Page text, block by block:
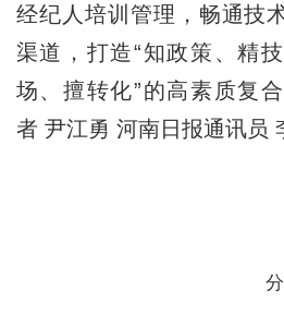
经纪人培训管理，畅通技
渠道，打造“知政策、精
场、擅转化”的高素质复
者 尹江勇 河南日报通讯员